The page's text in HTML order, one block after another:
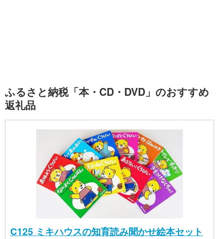
ふるさと納税「本・CD・DVD」のおすすめ
返礼品
C125 ミキハウスの知育読み聞かせ絵本セット